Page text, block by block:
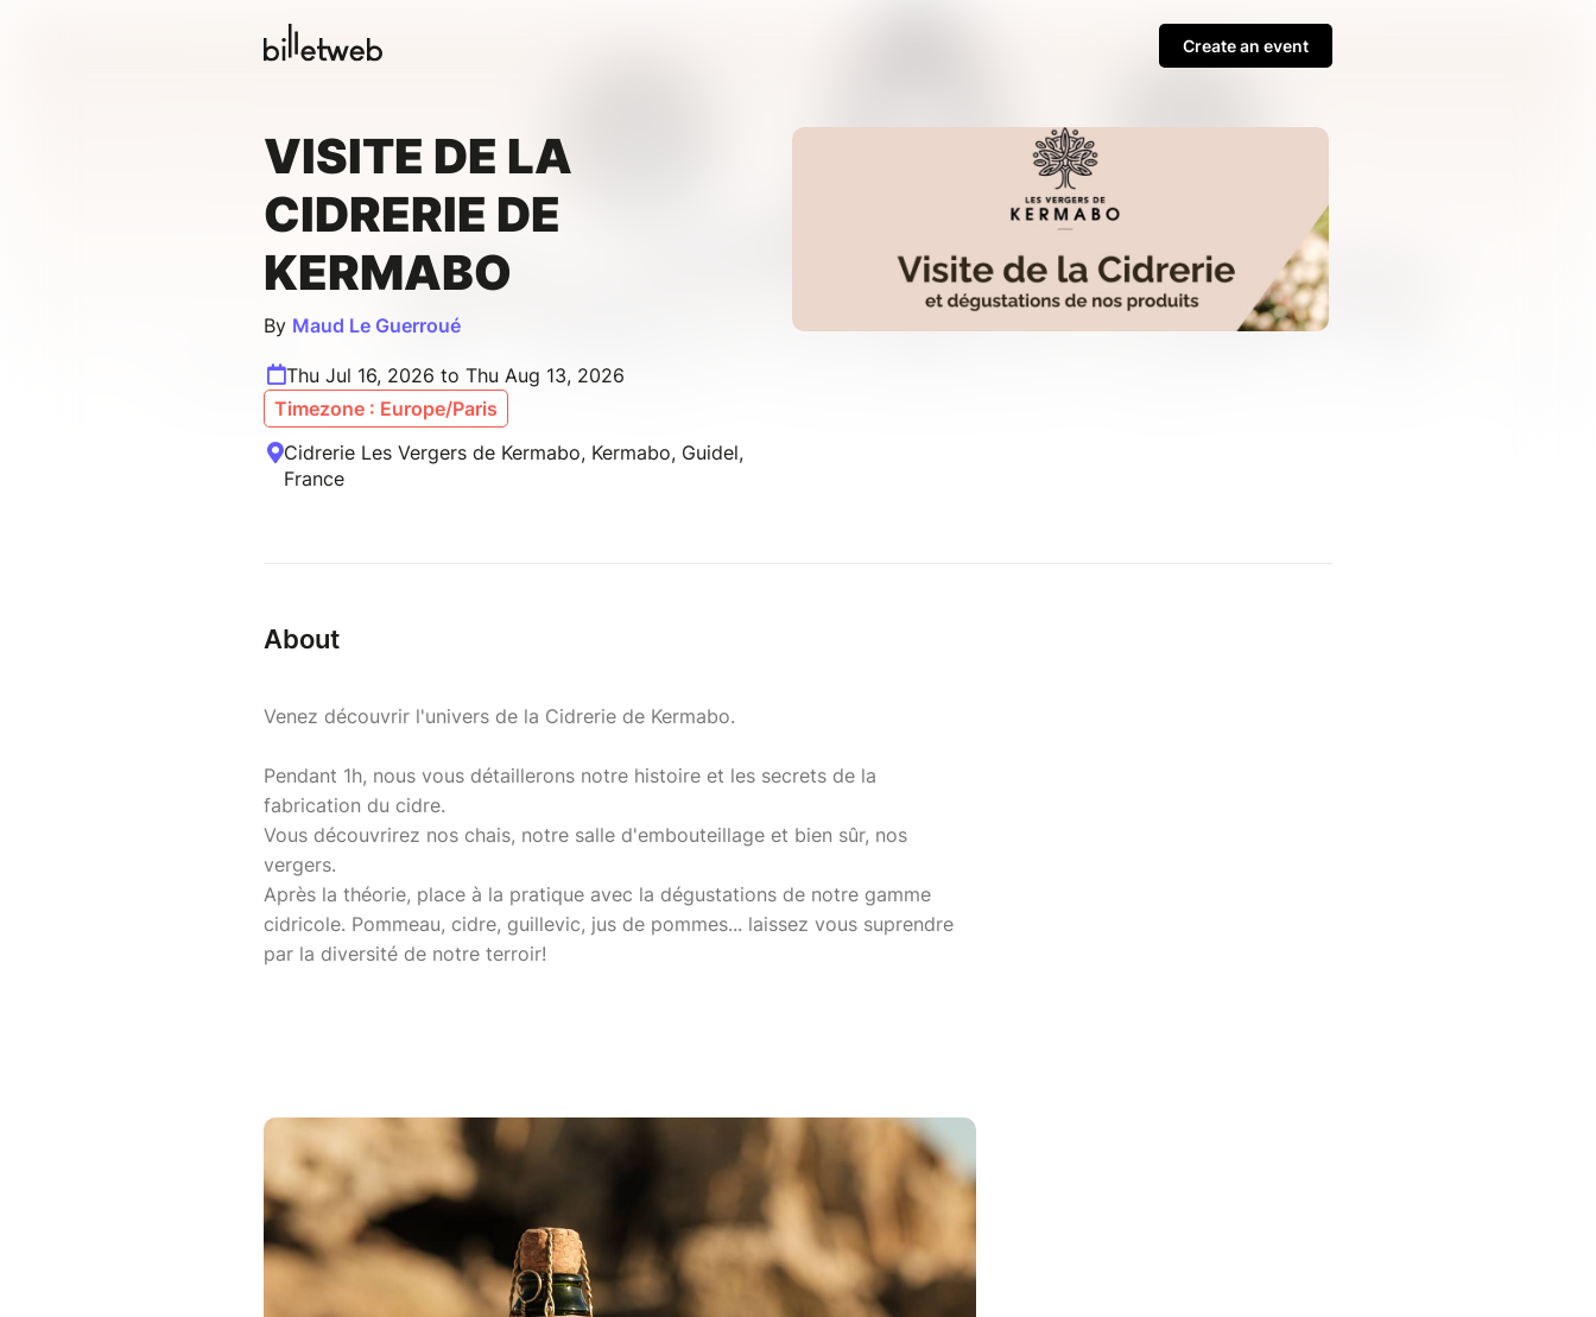
Create an event
VISITE DE LA
CIDRERIE DE
KERMABO
By Maud Le Guerroué
Thu Jul 16, 2026 to Thu Aug 13, 2026
Timezone : Europe/Paris
Cidrerie Les Vergers de Kermabo, Kermabo, Guidel,
France
About
Venez découvrir l'univers de la Cidrerie de Kermabo.
Pendant 1h, nous vous détaillerons notre histoire et les secrets de la
fabrication du cidre.
Vous découvrirez nos chais, notre salle d'embouteillage et bien sûr, nos
vergers.
Après la théorie, place à la pratique avec la dégustations de notre gamme
cidricole. Pommeau, cidre, guillevic, jus de pommes... laissez vous suprendre
par la diversité de notre terroir!